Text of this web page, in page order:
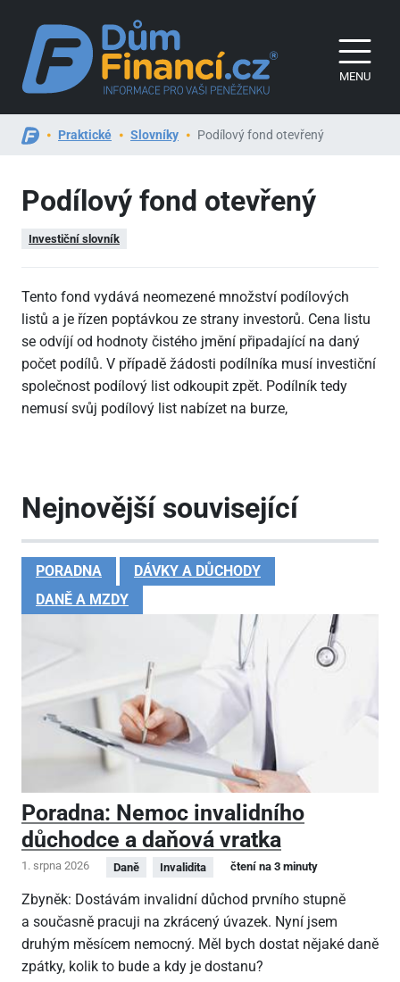
MENU
Praktické Slovníky Podílový fond otevřený
Podílový fond otevřený
Investiční slovník
Tento fond vydává neomezené množství podílových
listů a je řízen poptávkou ze strany investorů. Cena listu
se odvíjí od hodnoty čistého jmění připadající na daný
počet podílů. V případě žádosti podílníka musí investiční
společnost podílový list odkoupit zpět. Podílník tedy
nemusí svůj podílový list nabízet na burze,
Nejnovější související
PORADNA
DÁVKY A DŮCHODY
DANĚ A MZDY
Poradna: Nemoc invalidního
důchodce a daňová vratka
1. srpna 2026 Daně Invalidita čtení na 3 minuty
Zbyněk: Dostávám invalidní důchod prvního stupně
a současně pracuji na zkrácený úvazek. Nyní jsem
druhým měsícem nemocný. Měl bych dostat nějaké daně
zpátky, kolik to bude a kdy je dostanu?